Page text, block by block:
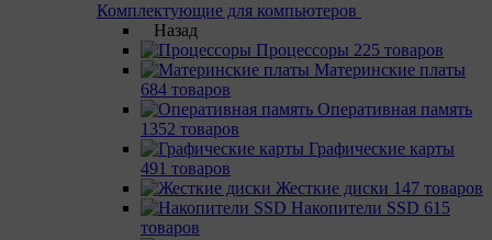
Комплектующие для компьютеров
Назад
Процессоры 225 товаров
Материнcкие платы
684 товаров
Оперативная память
1352 товаров
Графические карты
491 товаров
Жесткие диски 147 товаров
Накопители SSD 615
товаров